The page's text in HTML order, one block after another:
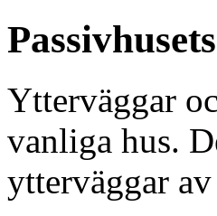
Ytterväggar
vanliga hus.
ytterväggar